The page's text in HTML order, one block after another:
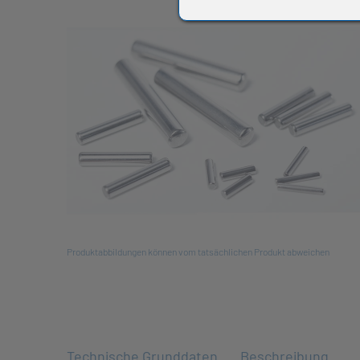
Produktabbildungen können vom tatsächlichen Produkt abweichen
Technische Grunddaten Beschreibung